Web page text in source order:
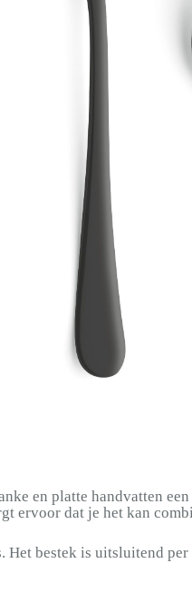
en platte handvatten
ervoor dat je het kan
Het bestek is uitsluitend